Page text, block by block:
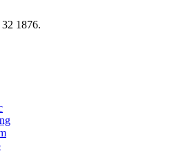
1876.